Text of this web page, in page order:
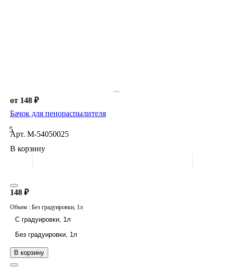
от 148 ₽
Бачок для пенораспылителя
5
Арт. M-54050025
В корзину
В корзину
148 ₽
Объем : Без градуировки, 1л
С градуировки, 1л
Без градуировки, 1л